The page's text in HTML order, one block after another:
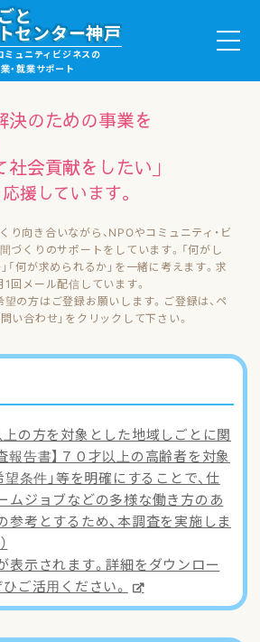
と
センター神戸
ミュニティビジネスの
・就業サポート
・ボランティア情報
講座・サロン情報
成金・補助金情報
登録・お問い合わせ
決のための事業を
社会貢献をしたい」
援しています。
り向き合いながら、NPOやコミュニティ・ビ
づくりのサポートをしています。「何がし
「何が求められるか」を一緒に考えます。 求
回メール配信しています。
の方はご登録お願いします。 ご登録は、ペ
い合わせ」をクリックして下さい。
上の方を対象とした地域しごとに関
報告書】７０才以上の高齢者を対象
望条件」等を明確にすることで、仕
ムジョブなどの多様な働き方のあ
参考とするため、本調査を実施しま
表示されます。詳細をダウンロー
ご活用ください。